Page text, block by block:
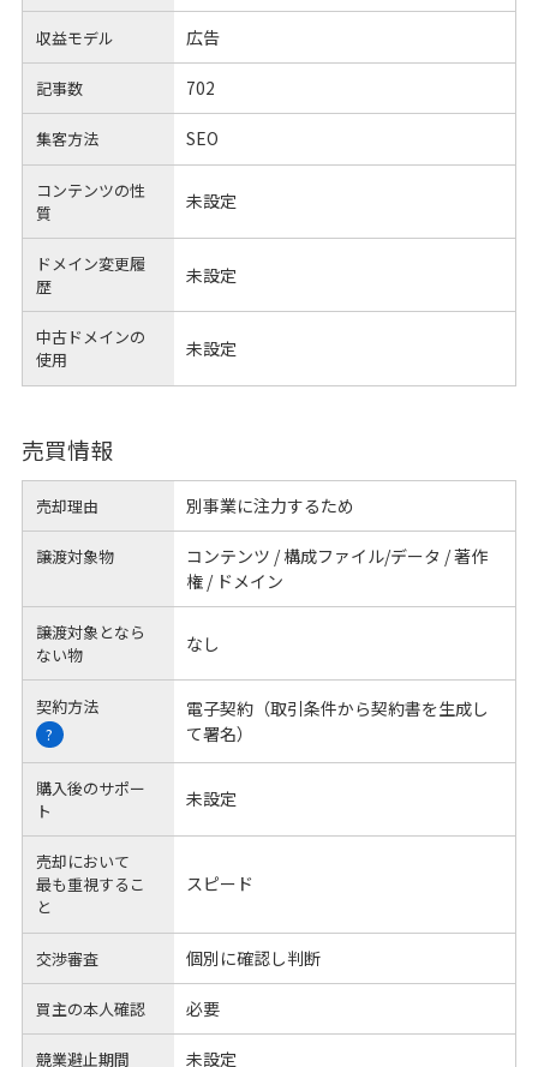
収益モデル 広告
記事数 702
集客方法 SEO
コンテンツの性
質
未設定
ドメイン変更履
歴
未設定
中古ドメインの
使用
未設定
売買情報
売却理由 別事業に注力するため
譲渡対象物
コンテンツ / 構成ファイル/データ / 著作
権 / ドメイン
譲渡対象となら
ない物
なし
契約方法
?
電子契約（取引条件から契約書を生成し
て署名）
購入後のサポー
ト
未設定
売却において
最も重視するこ
と
スピード
交渉審査 個別に確認し判断
買主の本人確認 必要
競業避止期間 未設定